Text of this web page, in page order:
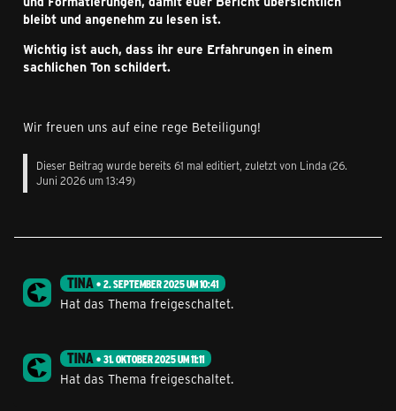
bleibt und angenehm zu lesen ist.
Wichtig ist auch, dass ihr eure Erfahrungen in einem
sachlichen Ton schildert.
Wir freuen uns auf eine rege Beteiligung!
Dieser Beitrag wurde bereits 61 mal editiert, zuletzt von Linda(26.
Juni 2026 um 13:49)
TINA 2. SEPTEMBER 2025 UM 10:41
Hat das Thema freigeschaltet.
TINA 31. OKTOBER 2025 UM 11:11
Hat das Thema freigeschaltet.